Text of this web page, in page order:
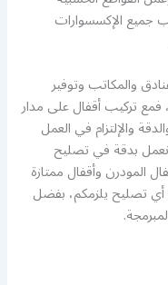
جميع الإكسسوارات
والمكاتب وتوفير
فمع تركيب أقفال على مدار
والإلتزام في العمل
بدقة في تصليح
المودرن وأقفال ممتازة
تصليح يلزمكم، بفضل